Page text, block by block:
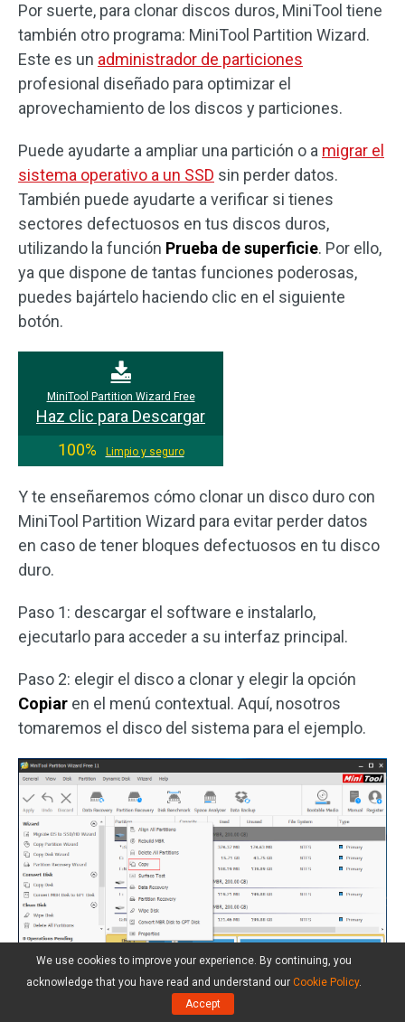
Por suerte, para clonar discos duros, MiniTool tiene
también otro programa: MiniTool Partition Wizard.
Este es un administrador de particiones
profesional diseñado para optimizar el
aprovechamiento de los discos y particiones.
Puede ayudarte a ampliar una partición o a migrar el
sistema operativo a un SSD sin perder datos.
También puede ayudarte a verificar si tienes
sectores defectuosos en tus discos duros,
utilizando la función Prueba de superficie. Por ello,
ya que dispone de tantas funciones poderosas,
puedes bajártelo haciendo clic en el siguiente
botón.
MiniTool Partition Wizard Free
Haz clic para Descargar
100%
Limpio y seguro
Y te enseñaremos cómo clonar un disco duro con
MiniTool Partition Wizard para evitar perder datos
en caso de tener bloques defectuosos en tu disco
duro.
Paso 1: descargar el software e instalarlo,
ejecutarlo para acceder a su interfaz principal.
Paso 2: elegir el disco a clonar y elegir la opción
Copiar en el menú contextual. Aquí, nosotros
tomaremos el disco del sistema para el ejemplo.
We use cookies to improve your experience. By continuing, you
acknowledge that you have read and understand our Cookie Policy.
Accept